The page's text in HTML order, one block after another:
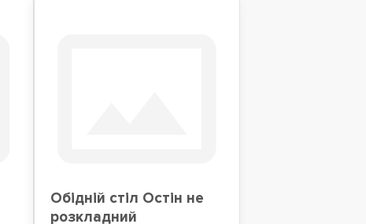
Обідній стіл Остін не
розкладний